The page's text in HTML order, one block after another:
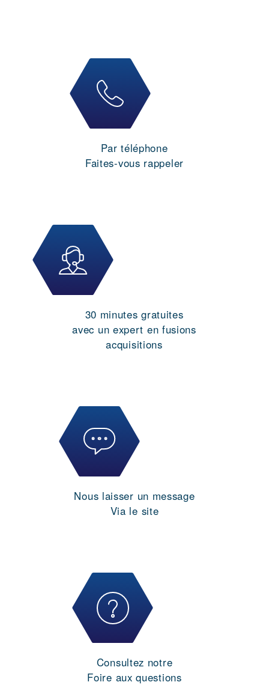
Par téléphone
Faites-vous rappeler
30 minutes gratuites
avec un expert en fusions
acquisitions
Nous laisser un message
Via le site
Consultez notre
Foire aux questions